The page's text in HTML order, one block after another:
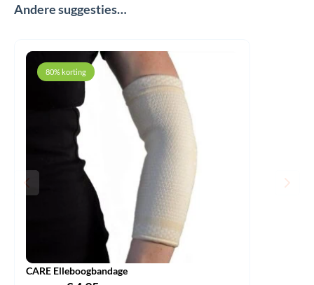
Andere suggesties…
80% korting
CARE Elleboogbandage